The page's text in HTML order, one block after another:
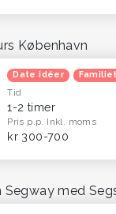
København
Date idéer
Tid
1-2 timer
Pris p.p. Inkl. moms
kr 300-700
Segway med